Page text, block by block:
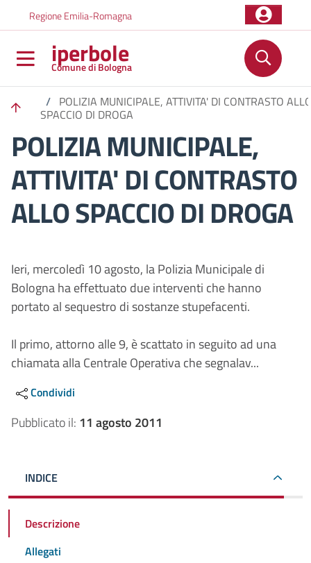
Regione Emilia-Romagna
iperbole
Comune di Bologna
/ POLIZIA MUNICIPALE, ATTIVITA' DI CONTRASTO
SPACCIO DI DROGA
POLIZIA MUNICIPALE,
ATTIVITA' DI CONTRASTO
ALLO SPACCIO DI DROGA
Ieri, mercoledì 10 agosto, la Polizia Municipale di
Bologna ha effettuato due interventi che hanno
portato al sequestro di sostanze stupefacenti.
Il primo, attorno alle 9, è scattato in seguito ad una
chiamata alla Centrale Operativa che segnalav...
Condividi
Pubblicato il: 11 agosto 2011
INDICE
Descrizione
Allegati